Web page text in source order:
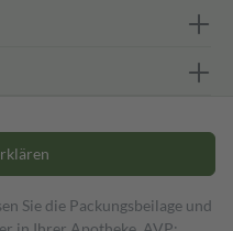
Sie die Packungsbeilage und